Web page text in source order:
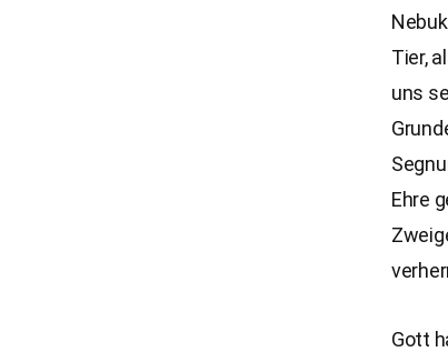
Tier,
uns
Ehre
Gott